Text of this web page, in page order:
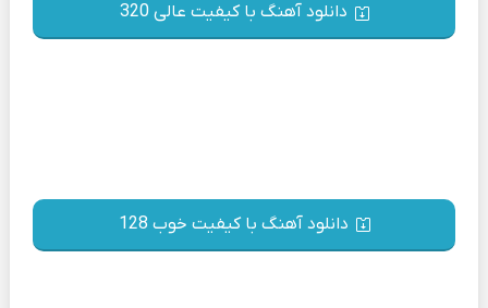
دانلود آهنگ با کیفیت عالی 320
دانلود آهنگ با کیفیت خوب 128